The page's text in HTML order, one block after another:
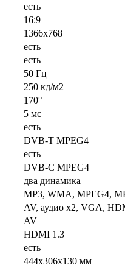
есть
16:9
1366x768
есть
есть
50 Гц
250 кд/м2
170°
5 мс
есть
DVB-T MPEG4
есть
DVB-C MPEG4
два динамика
MP3, WMA, MPEG4,
AV, аудио x2, VGA,
AV
HDMI 1.3
есть
444x306x130 мм